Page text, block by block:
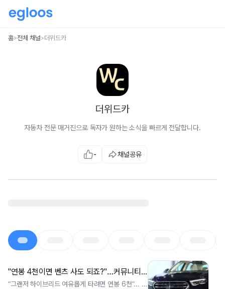
홈>전체 채널>더위드카
더위드카
자동차 전문 매거진으로 독자가 원하는 소식을 빠르게 전달합니다.
- 채널공유
"연봉 4천이면 벤츠 사도 되죠?"…커뮤니티 난리 난 '현실적 수입차' 보니
“그랜저 하이브리드 여유롭게 타려면 연봉 6천”… 무